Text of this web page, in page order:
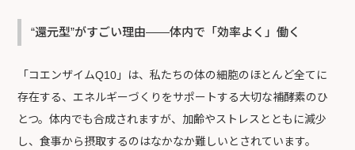
“還元型”がすごい理由——体内で「効率よく」働く
「コエンザイムQ10」は、私たちの体の細胞のほとんど全てに
存在する、エネルギーづくりをサポートする大切な補酵素のひ
とつ。体内でも合成されますが、加齢やストレスとともに減少
し、食事から摂取するのはなかなか難しいとされています。